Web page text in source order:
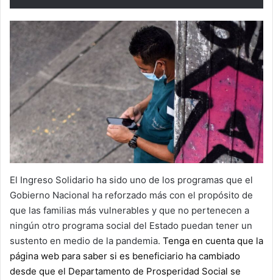
El Ingreso Solidario ha sido uno de los programas que el
Gobierno Nacional ha reforzado más con el propósito de
que las familias más vulnerables y que no pertenecen a
ningún otro programa social del Estado puedan tener un
sustento en medio de la pandemia. Tenga en cuenta que la
página web para saber si es beneficiario ha cambiado
desde que el Departamento de Prosperidad Social se